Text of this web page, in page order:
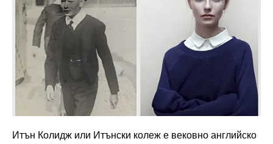
Итън Колидж или Итънски колеж е вековно английско